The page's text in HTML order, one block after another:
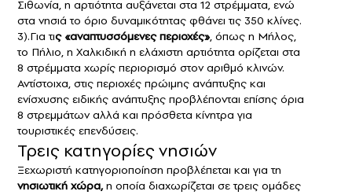
Σιθωνία, η αρτιότητα αυξάνεται στα 12 στρέμματα, ενώ
στα νησιά το όριο δυναμικότητας φθάνει τις 350 κλίνες.
3).Για τις «αναπτυσσόμενες περιοχές», όπως η Μήλος,
το Πήλιο, η Χαλκιδική η ελάχιστη αρτιότητα ορίζεται στα
8 στρέμματα χωρίς περιορισμό στον αριθμό κλινών.
Αντίστοιχα, στις περιοχές πρώιμης ανάπτυξης και
ενίσχυσης ειδικής ανάπτυξης προβλέπονται επίσης όρια
8 στρεμμάτων αλλά και πρόσθετα κίνητρα για
τουριστικές επενδύσεις.
Τρεις κατηγορίες νησιών
Ξεχωριστή κατηγοριοποίηση προβλέπεται και για τη
νησιωτική χώρα,η οποία διαχωρίζεται σε τρεις ομάδες